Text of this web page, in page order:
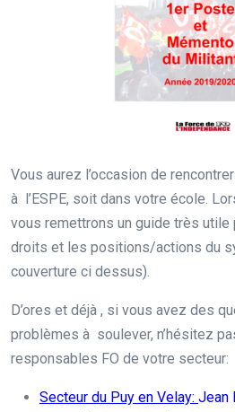
Vous aurez l’occasion de
à l’ESPE, soit dans votre école.
vous remettrons un guide très utile
droits et les positions/actions du
couverture ci dessus).
D’ores et déjà , si vous avez des
problèmes à soulever, n’hésitez
responsables FO de votre secteur:
Secteur du Puy en Velay: Jean